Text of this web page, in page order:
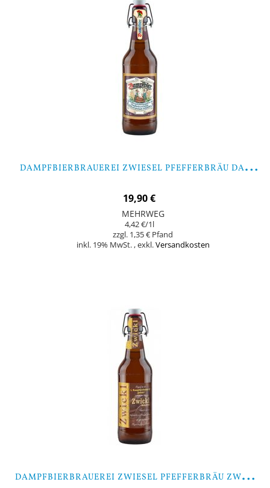
D
AMPFBIERBRAUEREI ZWIESEL PFEFFERBRÄU DAMPFBIER - 9 FLASCHEN
19,90 €
MEHRWEG
4,42 €/1l
1,35 €
inkl. 19% MwSt. ,exkl.Versandkosten
D
AMPFBIERBRAUEREI ZWIESEL PFEFFERBRÄU ZWICKL - 9 FLASCHEN